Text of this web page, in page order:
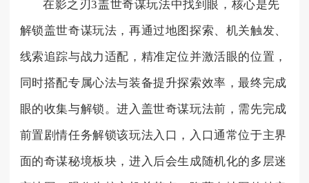
在影之刃3盖世奇谋玩法中找到眼，核心是先
解锁盖世奇谋玩法，再通过地图探索、机关触发、
线索追踪与战力适配，精准定位并激活眼的位置，
同时搭配专属心法与装备提升探索效率，最终完成
眼的收集与解锁。进入盖世奇谋玩法前，需先完成
前置剧情任务解锁该玩法入口，入口通常位于主界
面的奇谋秘境板块，进入后会生成随机化的多层迷